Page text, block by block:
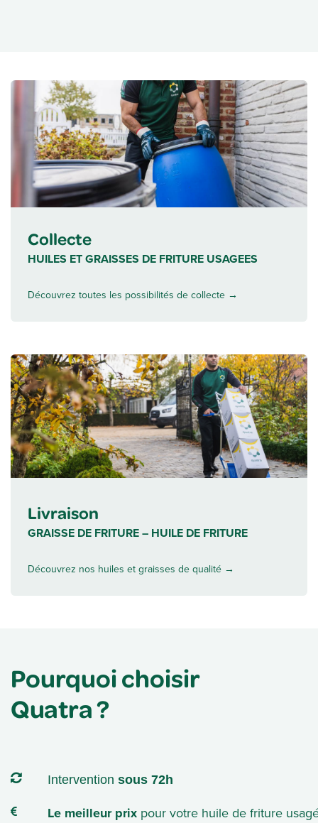
Collecte
HUILES ET GRAISSES DE FRITURE USAGEES
Découvrez toutes les possibilités de collecte →
Livraison
GRAISSE DE FRITURE – HUILE DE FRITURE
Découvrez nos huiles et graisses de qualité →
Pourquoi choisir
Quatra ?
Intervention sous 72h
Le meilleur prix pour votre huile de friture